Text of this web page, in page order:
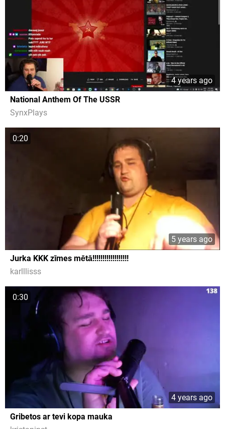
4 years ago
National Anthem Of The USSR
SynxPlays
0:20
5 years ago
Jurka KKK zīmes mētā!!!!!!!!!!!!!!!!!!
karlllisss
0:30
4 years ago
Gribetos ar tevi kopa mauka